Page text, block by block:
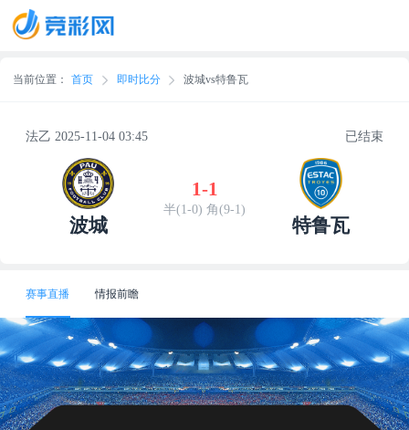
当前位置： 首页 即时比分 波城vs特鲁瓦
法乙 2025-11-04 03:45 已结束
波城
1-1
半(1-0) 角(9-1)
特鲁瓦
赛事直播 情报前瞻